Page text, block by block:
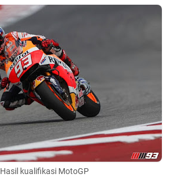
Hasil kualifikasi MotoGP